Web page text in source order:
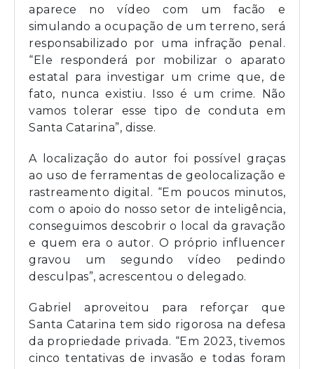
aparece no vídeo com um facão e
simulando a ocupação de um terreno, será
responsabilizado por uma infração penal.
“Ele responderá por mobilizar o aparato
estatal para investigar um crime que, de
fato, nunca existiu. Isso é um crime. Não
vamos tolerar esse tipo de conduta em
Santa Catarina”, disse.
A localização do autor foi possível graças
ao uso de ferramentas de geolocalização e
rastreamento digital. “Em poucos minutos,
com o apoio do nosso setor de inteligência,
conseguimos descobrir o local da gravação
e quem era o autor. O próprio influencer
gravou um segundo vídeo pedindo
desculpas”, acrescentou o delegado.
Gabriel aproveitou para reforçar que
Santa Catarina tem sido rigorosa na defesa
da propriedade privada. “Em 2023, tivemos
cinco tentativas de invasão e todas foram